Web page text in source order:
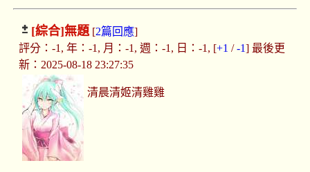
[綜合]無題[2篇回應]
評分：-1, 年：-1, 月：-1, 週：-1, 日：-1, [+1 /-1] 最後更
新：2025-08-18 23:27:35
清晨清姬清雞雞